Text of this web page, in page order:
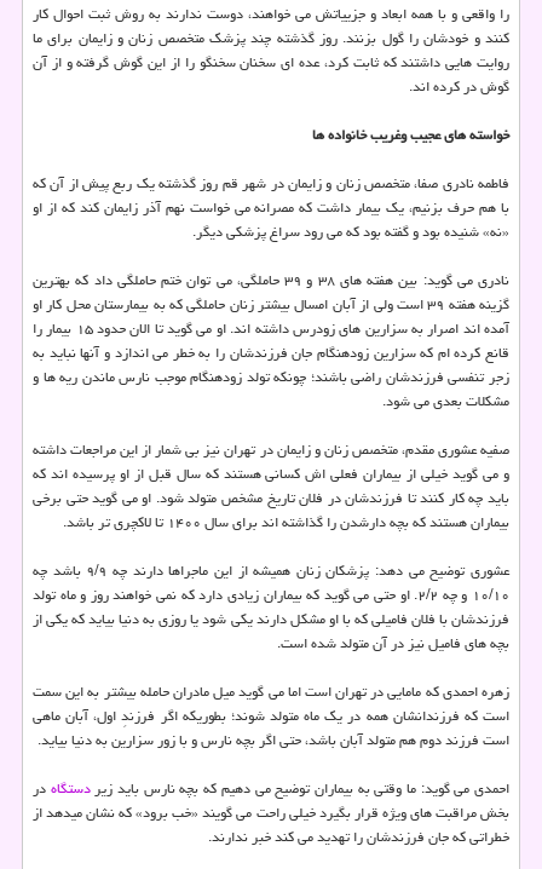
را واقعی و با همه ابعاد و جزییاتش می خواهند، دوست ندارند به روش ثبت احوال کار
کنند و خودشان را گول بزنند. روز گذشته چند پزشک متخصص زنان و زایمان برای ما
روایت هایی داشتند که ثابت کرد، عده ای سخنان سخنگو را از این گوش گرفته و از آن
گوش در کرده اند.
خواسته های عجیب وغریب خانواده ها
فاطمه نادری صفا، متخصص زنان و زایمان در شهر قم روز گذشته یک ربع پیش از آن که
با هم حرف بزنیم، یک بیمار داشت که مصرانه می خواست نهم آذر زایمان کند که از او
«نه» شنیده بود و گفته بود که می رود سراغ پزشکی دیگر.
نادری می گوید: بین هفته های ۳۸ و ۳۹ حاملگی، می توان ختم حاملگی داد که بهترین
گزینه هفته ۳۹ است ولی از آبان امسال بیشتر زنان حاملگی که به بیمارستان محل کار او
آمده اند اصرار به سزارین های زودرس داشته اند. او می گوید تا الان حدود ۱۵ بیمار را
قانع کرده ام که سزارین زودهنگام جان فرزندشان را به خطر می اندازد و آنها نباید به
زجر تنفسی فرزندشان راضی باشند؛ چونکه تولد زودهنگام موجب نارس ماندن ریه ها و
مشکلات بعدی می شود.
صفیه عشوری مقدم، متخصص زنان و زایمان در تهران نیز بی شمار از این مراجعات داشته
و می گوید خیلی از بیماران فعلی اش کسانی هستند که سال قبل از او پرسیده اند که
باید چه کار کنند تا فرزندشان در فلان تاریخ مشخص متولد شود. او می گوید حتی برخی
بیماران هستند که بچه دارشدن را گذاشته اند برای سال ۱۴۰۰ تا لاکچری تر باشد.
عشوری توضیح می دهد: پزشکان زنان همیشه از این ماجراها دارند چه ۹/۹ باشد چه
۱۰/۱۰ و چه ۲/۲. او حتی می گوید که بیماران زیادی دارد که نمی خواهند روز و ماه تولد
فرزندشان با فلان فامیلی که با او مشکل دارند یکی شود یا روزی به دنیا بیاید که یکی از
بچه های فامیل نیز در آن متولد شده است.
زهره احمدی که مامایی در تهران است اما می گوید میل مادران حامله بیشتر به این سمت
است که فرزندانشان همه در یک ماه متولد شوند؛ بطوریکه اگر فرزندِ اول، آبان ماهی
است فرزند دوم هم متولد آبان باشد، حتی اگر بچه نارس و با زور سزارین به دنیا بیاید.
احمدی می گوید: ما وقتی به بیماران توضیح می دهیم که بچه نارس باید زیردستگاهدر
بخش مراقبت های ویژه قرار بگیرد خیلی راحت می گویند «خب برود» که نشان میدهد از
خطراتی که جان فرزندشان را تهدید می کند خبر ندارند.